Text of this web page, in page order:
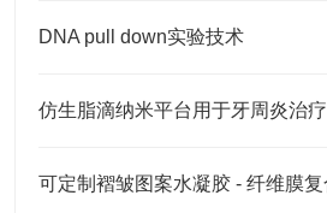
DNA pull down实验技术
仿生脂滴纳米平台用于牙周炎治疗